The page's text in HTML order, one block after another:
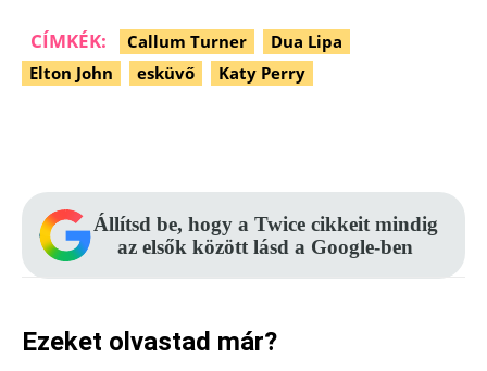
CÍMKÉK: Callum Turner
Dua Lipa
Elton John
esküvő Katy Perry
Állítsd be, hogy a Twice cikkeit mindig
az elsők között lásd a Google-ben
Ezeket olvastad már?